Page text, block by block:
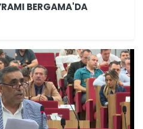
BERGAMA'DA